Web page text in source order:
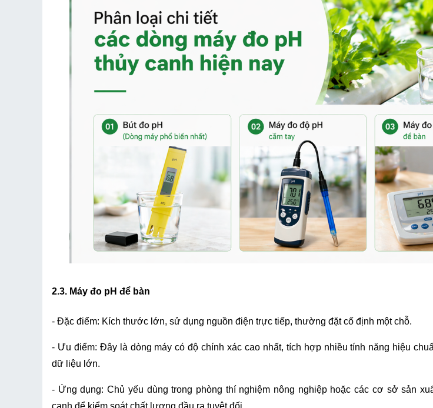
2.3. Máy đo pH để bàn
- Đặc điểm: Kích thước lớn, sử dụng nguồn điện trực tiếp, thường đặt cố định một chỗ.
- Ưu điểm: Đây là dòng máy có độ chính xác cao nhất, tích hợp nhiều tính năng hiệu
dữ liệu lớn.
- Ứng dụng: Chủ yếu dùng trong phòng thí nghiệm nông nghiệp hoặc các cơ sở sản
canh để kiểm soát chất lượng đầu ra tuyệt đối.